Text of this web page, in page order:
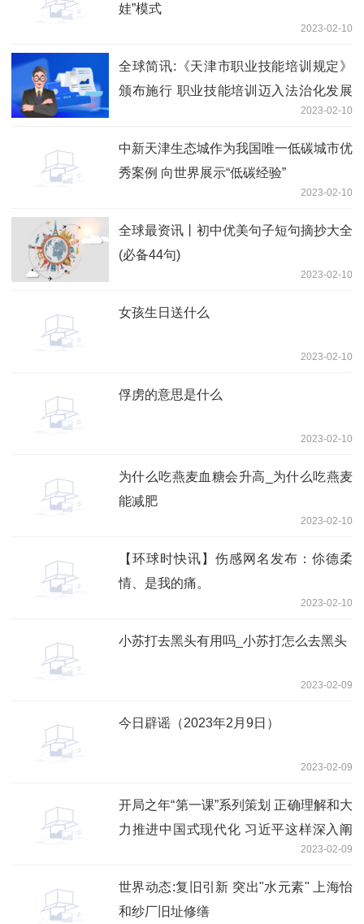
娃”模式
2023-02-10
全球简讯:《天津市职业技能培训规定》
颁布施行 职业技能培训迈入法治化发展
2023-02-10
中新天津生态城作为我国唯一低碳城市优
秀案例 向世界展示“低碳经验”
2023-02-10
全球最资讯丨初中优美句子短句摘抄大全
(必备44句)
2023-02-10
女孩生日送什么
2023-02-10
俘虏的意思是什么
2023-02-10
为什么吃燕麦血糖会升高_为什么吃燕麦
能减肥
2023-02-10
【环球时快讯】伤感网名发布：伱德柔
情、是我的痛。
2023-02-10
小苏打去黑头有用吗_小苏打怎么去黑头
2023-02-09
今日辟谣（2023年2月9日）
2023-02-09
开局之年“第一课”系列策划 正确理解和大
力推进中国式现代化 习近平这样深入阐
2023-02-09
世界动态:复旧引新 突出"水元素" 上海怡
和纱厂旧址修缮